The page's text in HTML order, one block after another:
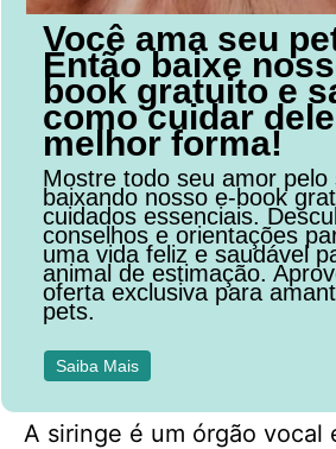
Você ama seu
Então baixe
book gratuito e
como cuidar
melhor forma!
Mostre todo seu amor pelo
baixando nosso e-book
cuidados essenciais.
conselhos e orientações
uma vida feliz e saudável
animal de estimação.
oferta exclusiva para
pets.
Saiba Mais
A siringe é um órgão vocal